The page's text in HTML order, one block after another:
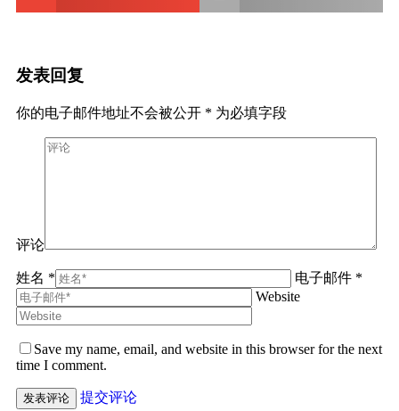
发表回复
你的电子邮件地址不会被公开 * 为必填字段
评论
姓名 *
电子邮件 *
Website
Save my name, email, and website in this browser for the next
time I comment.
提交评论